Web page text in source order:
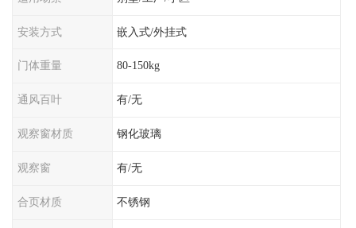
安装方式 嵌入式/外挂式
门体重量 80-150kg
通风百叶 有/无
观察窗材质 钢化玻璃
观察窗 有/无
合页材质 不锈钢